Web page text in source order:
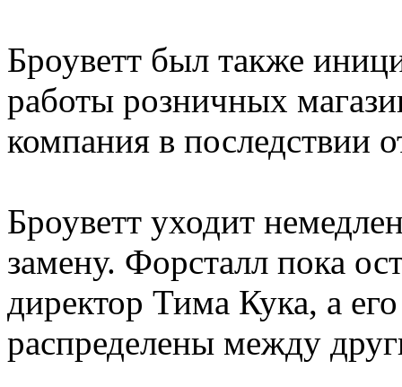
Броуветт был также
работы розничных
компания в последствии
Броуветт уходит
замену. Форсталл пока
директор Тима Кука, а
распределены между